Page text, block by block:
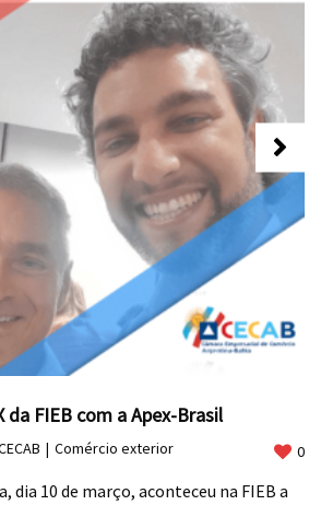
da FIEB com a Apex-Brasil
Comércio exterior 0
dia 10 de março, aconteceu na FIEB a